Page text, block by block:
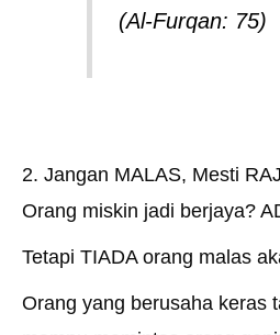
(Al-Furqan: 75)
2. Jangan MALAS, Mesti
Orang miskin jadi berjaya?
Tetapi TIADA orang malas
Orang yang berusaha keras